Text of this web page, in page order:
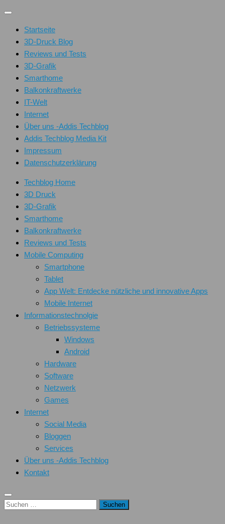
Unter
Inhalt
Startseite
3D-Druck Blog
Reviews und Tests
3D-Grafik
Smarthome
Balkonkraftwerke
IT-Welt
Internet
Über uns -Addis Techblog
Addis Techblog Media Kit
Impressum
Datenschutzerklärung
Techblog Home
3D Druck
3D-Grafik
Smarthome
Balkonkraftwerke
Reviews und Tests
Mobile Computing
Smartphone
Tablet
App Welt: Entdecke nützliche und innovative Apps
Mobile Internet
Informationstechnolgie
Betriebssysteme
Windows
Android
Hardware
Software
Netzwerk
Games
Internet
Social Media
Bloggen
Services
Über uns -Addis Techblog
Kontakt
Suchen